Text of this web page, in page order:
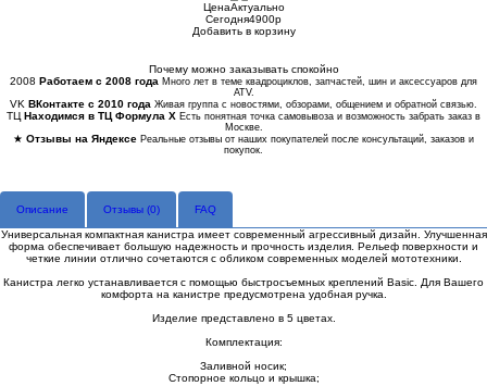
ЦенаАктуально
Сегодня4900p
Добавить в корзину
Почему можно заказывать спокойно
2008 Работаем с 2008 года Много лет в теме квадроциклов, запчастей, шин и аксессуаров для
ATV.
VK ВКонтакте с 2010 года Живая группа с новостями, обзорами, общением и обратной связью.
ТЦ Находимся в ТЦ Формула Х Есть понятная точка самовывоза и возможность забрать заказ в
Москве.
★ Отзывы на Яндексе Реальные отзывы от наших покупателей после консультаций, заказов и
покупок.
Описание Отзывы (0) FAQ
Универсальная компактная канистра имеет современный агрессивный дизайн. Улучшенная
форма обеспечивает большую надежность и прочность изделия. Рельеф поверхности и
четкие линии отлично сочетаются с обликом современных моделей мототехники.
Канистра легко устанавливается с помощью быстросъемных креплений Basic. Для Вашего
комфорта на канистре предусмотрена удобная ручка.
Изделие представлено в 5 цветах.
Комплектация:
Заливной носик;
Стопорное кольцо и крышка;